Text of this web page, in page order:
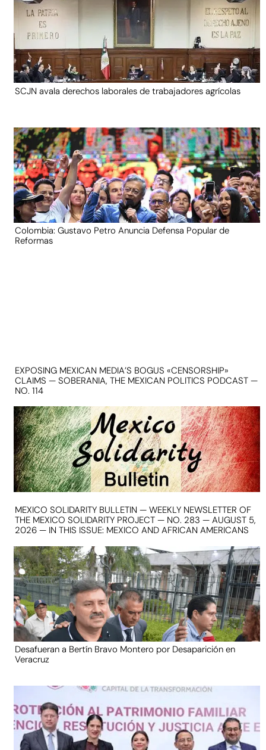
SCJN avala derechos laborales de trabajadores agrícolas
Colombia: Gustavo Petro Anuncia Defensa Popular de
Reformas
EXPOSING MEXICAN MEDIA’S BOGUS «CENSORSHIP»
CLAIMS — SOBERANIA, THE MEXICAN POLITICS PODCAST —
NO. 114
MEXICO SOLIDARITY BULLETIN — WEEKLY NEWSLETTER OF
THE MEXICO SOLIDARITY PROJECT — NO. 283 — AUGUST 5,
2026 — IN THIS ISSUE: MEXICO AND AFRICAN AMERICANS
Desafueran a Bertín Bravo Montero por Desaparición en
Veracruz